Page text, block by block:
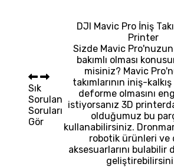
Sık
Sorulan
Soruları
Gör
DJI Mavic Pro İniş
Printer
Sizde Mavic
bakımlı olması
misiniz? Mavic
takımlarının iniş-
deforme olmasını
istiyorsanız 3D
olduğumuz bu
kullanabilirsiniz.
robotik ürünleri ve
aksesuarlarını bulabilir